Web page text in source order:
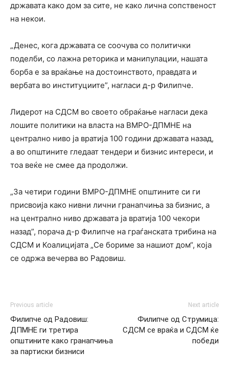
државата како дом за сите, не како лична сопственост
на некои.
„Денес, кога државата се соочува со политички
поделби, со лажна реторика и манипулации, нашата
борба е за враќање на достоинството, правдата и
вербата во институциите”, нагласи д-р Филипче.
Лидерот на СДСМ во своето обраќање нагласи дека
лошите политики на власта на ВМРО-ДПМНЕ на
централно ниво ја вратија 100 години државата назад,
а во општините гледаат тендери и бизнис интереси, и
тоа веќе не смее да продолжи.
„За четири години ВМРО-ДПМНЕ општините си ги
присвоија како нивни лични гранапчиња за бизнис, а
на централно ниво државата ја вратија 100 чекори
назад”, порача д-р Филипче на граѓанската трибина на
СДСМ и Коалицијата „Се бориме за нашиот дом“, која
се одржа вечерва во Радовиш.
Previous article
Филипче од Радовиш:
ДПМНЕ ги третира
општините како гранапчиња
за партиски бизниси
Next article
Филипче од Струмица:
СДСМ се враќа и СДСМ ќе
победи